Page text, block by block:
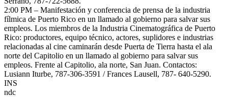
2:00 PM – Manifestación y conferencia de prensa de la industria
fílmica de Puerto Rico en un llamado al gobierno para salvar sus
empleos. Los miembros de la Industria Cinematográfica de Puerto
Rico: productores, equipo técnico, actores, suplidores e industrias
relacionadas al cine caminarán desde Puerta de Tierra hasta el ala
norte del Capitolio en un llamado al gobierno para salvar sus
empleos. Frente al Capitolio, ala norte, San Juan. Contactos:
Lusiann Iturbe, 787-306-3591 / Frances Lausell, 787- 640-5290.
INS
ndc